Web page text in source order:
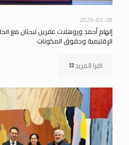
2026-02-28
إلهام أحمد وروهلات عفرين تبحثان مع
الإقليمية وحقوق المكونات
اقرا المزيد